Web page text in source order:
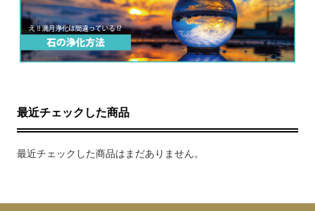
最近チェックした商品
最近チェックした商品はまだありません。